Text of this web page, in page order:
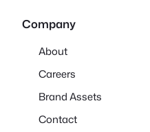
Company
About
Careers
Brand Assets
Contact